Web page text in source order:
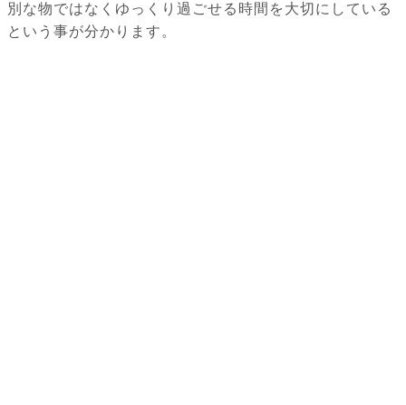
別な物ではなくゆっくり過ごせる時間を大切にしている
という事が分かります。